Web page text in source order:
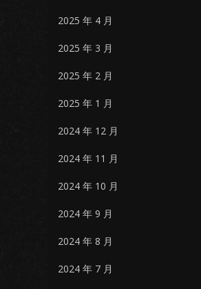
2025 年 4 月
2025 年 3 月
2025 年 2 月
2025 年 1 月
2024 年 12 月
2024 年 11 月
2024 年 10 月
2024 年 9 月
2024 年 8 月
2024 年 7 月